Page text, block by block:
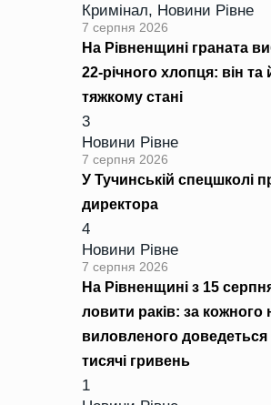
Кримінал, Новини Рівне
7 серпня 2026
На Рівненщині граната
22-річного хлопця: він та
тяжкому стані
3
Новини Рівне
7 серпня 2026
У Тучинській спецшколі
директора
4
Новини Рівне
7 серпня 2026
На Рівненщині з 15
ловити раків: за кожного
виловленого доведеться
тисячі гривень
1